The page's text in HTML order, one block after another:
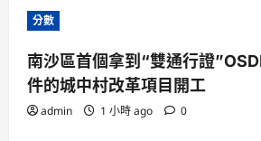
分數
南沙區首個拿到“雙通行證
件的城中村改革項目開工
admin 1 小時 ago 0